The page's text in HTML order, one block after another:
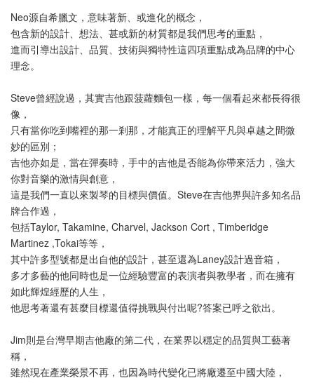
Neo源自希臘文，意味著新、或進化的概念，
包含新的設計、想法、甚或新的材質都是我們思考的重點，
進而引導出設計、品質、技術與獨特性這四項重點成為品牌的中心
理念。
Steve曾經說過，其實吉他跟菠蘿麵包一樣，每一個看起來都長得很
像，
只有當你吃到嘴裡的那一剎那，才能真正的理解平凡與卓越之間微
妙的區別；
吉他亦如是，當在彈奏時，手中的吉他是否能為你帶來活力，強大
你對音樂的激情與創意，
這是我們一直以來製琴的目標與價值。Steve在吉他界與許多知名品
牌合作過，
包括Taylor, Takamine, Charvel, Jackson Cort , Timberidge
Martinez ,Tokai等等，
其中許多型號都是出自他的設計，甚至還為Laney設計過音箱，
多才多藝的他同時也是一位經驗豐富的表演者與教學者，而在擁有
如此輝煌經歷的人生，
他思考著還有甚麼目標還值得挑戰與付出呢?答案已呼之欲出。
Jim則是台灣早期吉他廠的第二代，在業界以穩定的品質與工藝著
稱，
雖然現在產業榮景不再，也因為時代變化已將廠遷至中國大陸，